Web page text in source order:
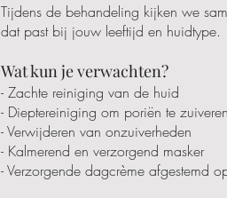
Tijdens de behandeling kijken we
dat past bij jouw leeftijd en
Wat kun je verwachten?
- Zachte reiniging van de huid
- Dieptereiniging om poriën te
- Verwijderen van onzuiverheden
- Kalmerend en verzorgend masker
- Verzorgende dagcrème afgestemd